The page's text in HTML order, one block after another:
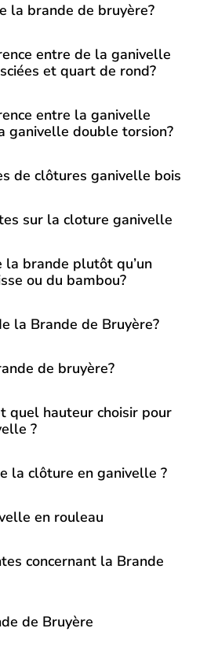
la brande de bruyère?
entre de la ganivelle
et quart de rond?
entre la ganivelle
ganivelle double torsion?
de clôtures ganivelle bois
sur la cloture ganivelle
la brande plutôt qu’un
ou du bambou?
la Brande de Bruyère?
de bruyère?
quel hauteur choisir pour
?
la clôture en ganivelle ?
en rouleau
concernant la Brande
de Bruyère